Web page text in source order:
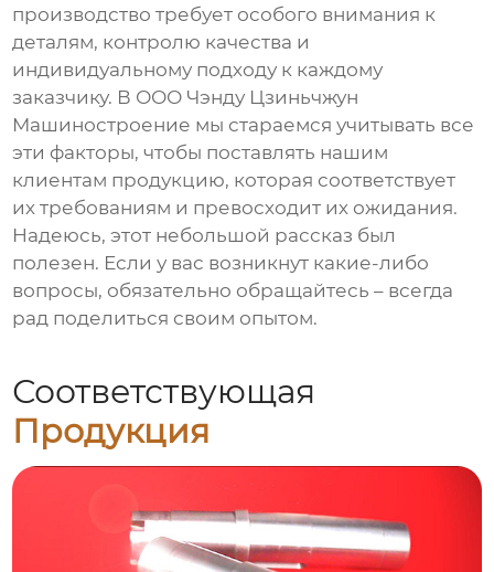
производство требует особого внимания к
деталям, контролю качества и
индивидуальному подходу к каждому
заказчику. В ООО Чэнду Цзиньчжун
Машиностроение мы стараемся учитывать все
эти факторы, чтобы поставлять нашим
клиентам продукцию, которая соответствует
их требованиям и превосходит их ожидания.
Надеюсь, этот небольшой рассказ был
полезен. Если у вас возникнут какие-либо
вопросы, обязательно обращайтесь – всегда
рад поделиться своим опытом.
Соответствующая
Продукция